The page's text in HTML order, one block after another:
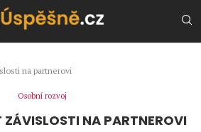
na partnerovi
Osobní rozvoj
ZÁVISLOSTI NA PARTNEROVI